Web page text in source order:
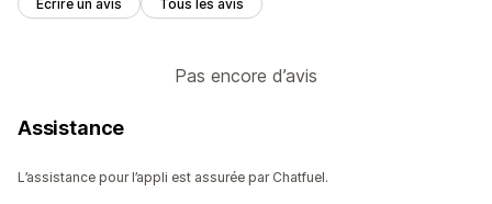
Écrire un avis Tous les avis
Pas encore d’avis
Assistance
L’assistance pour l’appli est assurée par Chatfuel.